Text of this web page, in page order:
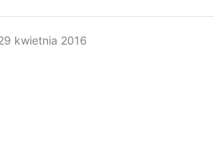
kwietnia 2016